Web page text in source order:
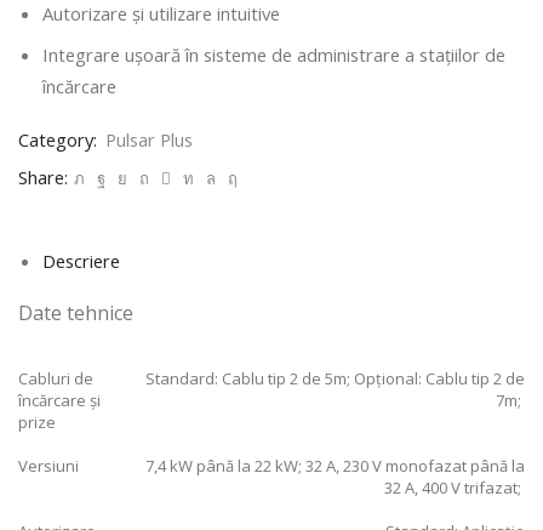
Autorizare și utilizare intuitive
Integrare ușoară în sisteme de administrare a stațiilor de
încărcare
Category: Pulsar Plus
Share:
Descriere
Date tehnice
Cabluri de
încărcare și
prize
Standard: Cablu tip 2 de 5m; Opțional: Cablu tip 2 de
7m;
Versiuni
7,4 kW până la 22 kW; 32 A, 230 V monofazat până la
32 A, 400 V trifazat;